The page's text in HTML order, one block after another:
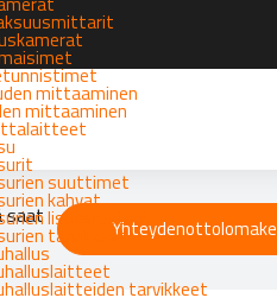
mittaaminen
mittaaminen
suuttimet
kahvat
lisävarusteet
tarvikkeet
tarvikkeet
saat
Yhteydenottolomake